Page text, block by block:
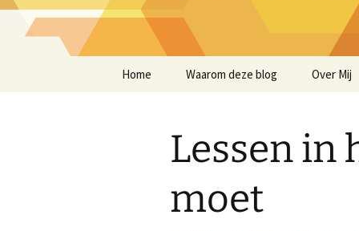
Home Waarom deze blog Over Mij
Lessen in
moet